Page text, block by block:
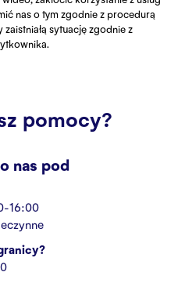
nas o tym zgodnie z procedurą
sytuację zgodnie z
pomocy?
nas pod
16:00